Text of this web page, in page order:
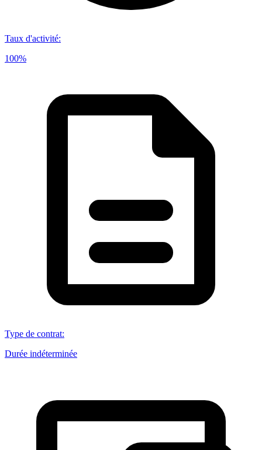
Taux d'activité:
100%
Type de contrat:
Durée indéterminée